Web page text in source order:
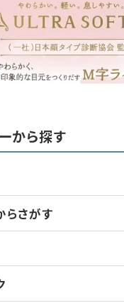
から探す
らさがす